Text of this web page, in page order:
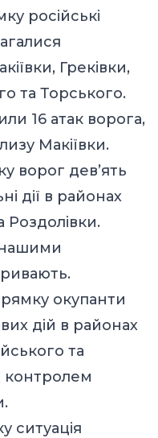
російські
Греківки,
та Торського.
16 атак ворога,
Макіївки.
ворог дев’ять
дії в районах
Роздолівки.
нашими
окупанти
дій в районах
та
контролем
ситуація